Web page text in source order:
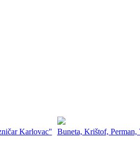
Karlovac" Buneta, Krištof,